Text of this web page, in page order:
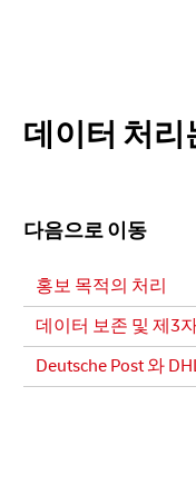
데이터 처리
다음으로 이동
홍보 목적의 처리
데이터 보존 및 제3
Deutsche Post 와